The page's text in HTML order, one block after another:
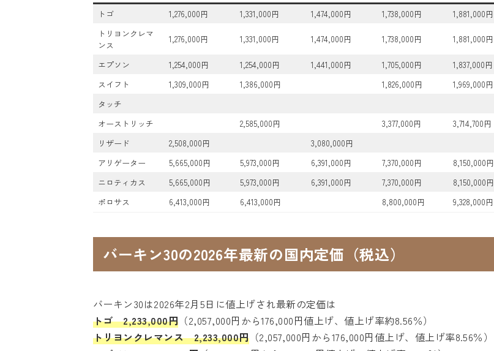
トゴ
1,276,000円 1,331,000円 1,474,000円 1,738,000円
1,881,000円
トリヨンクレマ
ンス
1,276,000円 1,331,000円 1,474,000円 1,738,000円 1,881,000円
エプソン 1,254,000円 1,254,000円 1,441,000円 1,705,000円
1,837,000円
スイフト
1,309,000円 1,386,000円 1,826,000円
1,969,000円
タッチ
オーストリッチ
2,585,000円 3,377,000円
3,714,700円
リザード
2,508,000円
3,080,000円
アリゲーター
5,665,000円 5,973,000円 6,391,000円 7,370,000円
8,150,000円
ニロティカス
5,665,000円 5,973,000円 6,391,000円 7,370,000円
8,150,000円
ポロサス
6,413,000円 6,413,000円 8,800,000円 9,328,000円
バーキン30の2026年最新の国内定価（税込）
バーキン30は2026年2月5日に値上げされ最新の定価は
トゴ 2,233,000円 （2,057,000円から176,000円値上げ、値上げ率約8.56％）
トリヨンクレマンス 2,233,000円（2,057,000円から176,000円値上げ、値上げ率8.56％）